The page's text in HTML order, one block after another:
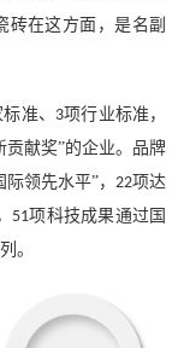
砖在这方面，是名副
准、 3项行业标准，
贡献奖”的企业。品牌
领先水平”， 22项达
51项科技成果通过国
。